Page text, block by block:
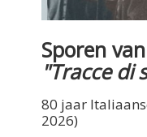
Sporen
"Tracce di
80 jaar
2026)